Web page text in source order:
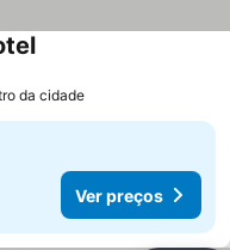
da cidade
Ver preços